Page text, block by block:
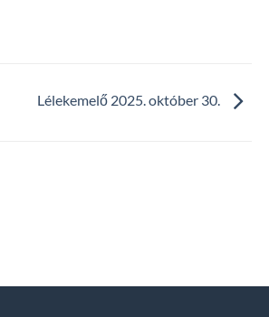
Lélekemelő 2025. október 30.